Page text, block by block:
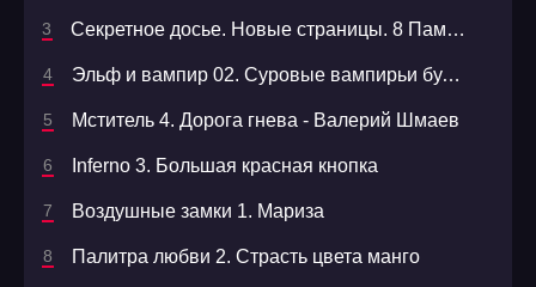
Секретное досье. Новые страницы. 8 Память камня
Эльф и вампир 02. Суровые вампирьи будни
Мститель 4. Дорога гнева - Валерий Шмаев
Inferno 3. Большая красная кнопка
Воздушные замки 1. Мариза
Палитра любви 2. Страсть цвета манго